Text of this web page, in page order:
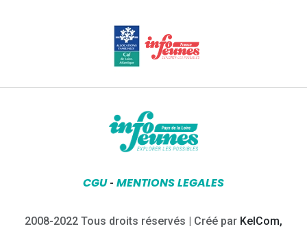
CGU- MENTIONS LEGALES
2008-2022 Tous droits réservés | Créé par KelCom,